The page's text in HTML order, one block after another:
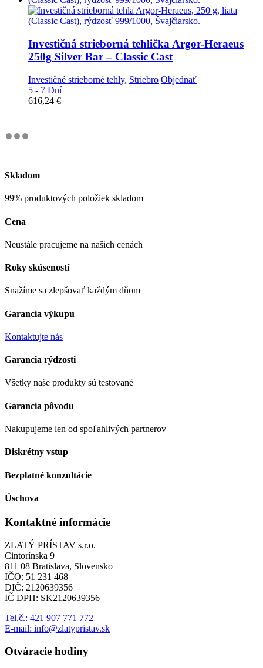
Investičná strieborná tehlička Argor-Heraeus
250g Silver Bar – Classic Cast
Investičné strieborné tehly, Striebro Objednať
5 - 7 Dní
616,24 €
Skladom
99% produktových položiek skladom
Cena
Neustále pracujeme na našich cenách
Roky skúseností
Snažíme sa zlepšovať každým dňom
Garancia výkupu
Kontaktujte nás
Garancia rýdzosti
Všetky naše produkty sú testované
Garancia pôvodu
Nakupujeme len od spoľahlivých partnerov
Diskrétny vstup
Bezplatné konzultácie
Úschova
Kontaktné informácie
ZLATÝ PRÍSTAV s.r.o.
Cintorínska 9
811 08 Bratislava, Slovensko
IČO: 51 231 468
DIČ: 2120639356
IČ DPH: SK2120639356
Tel.č.: 421 907 771 772
E-mail: info@zlatypristav.sk
Otváracie hodiny